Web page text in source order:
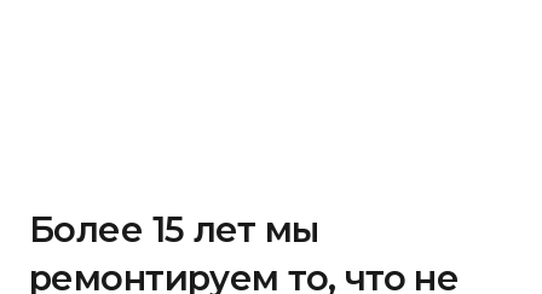
Более 15 лет мы
ремонтируем то, что не